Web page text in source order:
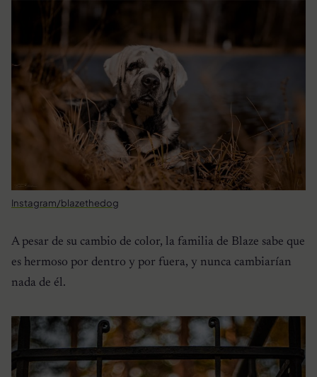
Instagram/blazethedog
A pesar de su cambio de color, la familia de Blaze sabe que
es hermoso por dentro y por fuera, y nunca cambiarían
nada de él.